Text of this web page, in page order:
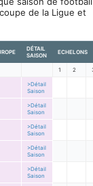
de la Ligue et
DÉTAIL
SAISON
ECHELONS
1 2
>Détail
Saison
>Détail
Saison
>Détail
Saison
>Détail
Saison
>Détail
Saison